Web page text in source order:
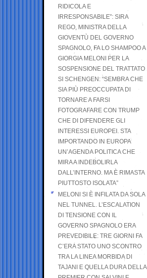
RIDICOLA E
IRRESPONSABILE”: SIRA
REGO, MINISTRA DELLA
GIOVENTÙ DEL GOVERNO
SPAGNOLO, FA LO SHAMPOO A
GIORGIA MELONI PER LA
SOSPENSIONE DEL TRATTATO
SI SCHENGEN: “SEMBRA CHE
SIA PIÙ PREOCCUPATA DI
TORNARE A FARSI
FOTOGRAFARE CON TRUMP
CHE DI DIFENDERE GLI
INTERESSI EUROPEI. STA
IMPORTANDO IN EUROPA
UN’AGENDA POLITICA CHE
MIRA A INDEBOLIRLA
DALL’INTERNO. MA È RIMASTA
PIUTTOSTO ISOLATA”
MELONI SI È INFILATA DA SOLA
NEL TUNNEL. L’ESCALATION
DI TENSIONE CON IL
GOVERNO SPAGNOLO ERA
PREVEDIBILE: TRE GIORNI FA
C’ERA STATO UNO SCONTRO
TRA LA LINEA MORBIDA DI
TAJANI E QUELLA DURA DELLA